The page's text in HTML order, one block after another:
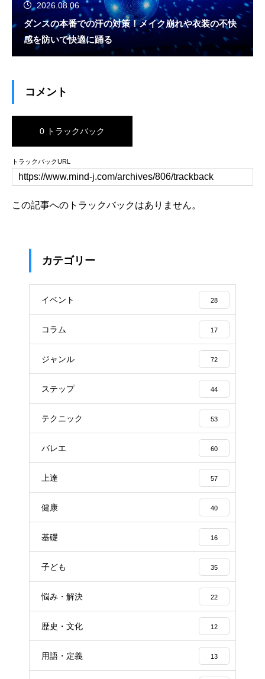
2026.08.06
ダンスの本番での汗の対策！メイク崩れや衣装の不快
感を防いで快適に踊る
コメント
0 トラックバック
トラックバックURL
この記事へのトラックバックはありません。
カテゴリー
イベント 28
コラム 17
ジャンル 72
ステップ 44
テクニック 53
バレエ 60
上達 57
健康 40
基礎 16
子ども 35
悩み・解決 22
歴史・文化 12
用語・定義 13